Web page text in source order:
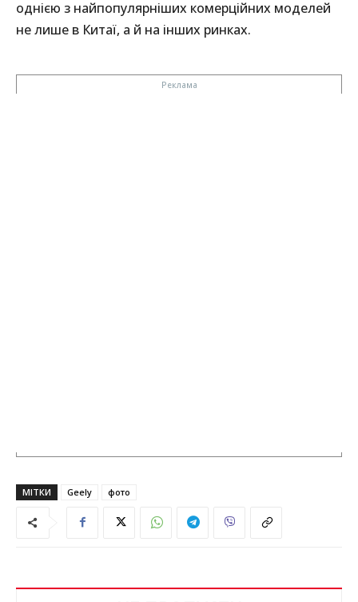
однією з найпопулярніших комерційних моделей
не лише в Китаї, а й на інших ринках.
МІТКИ Geely фото